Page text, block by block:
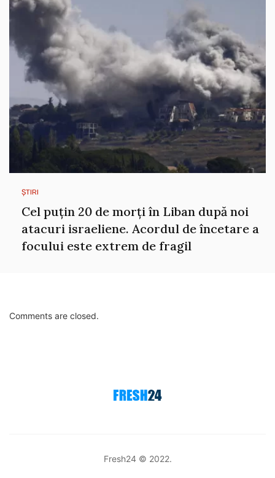
ȘTIRI
Cel puțin 20 de morți în Liban după noi
atacuri israeliene. Acordul de încetare a
focului este extrem de fragil
Comments are closed.
Fresh24 © 2022.